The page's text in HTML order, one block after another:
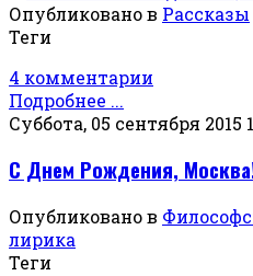
Опубликовано в Рассказы
Теги
4 комментарии
Подробнее ...
Суббота, 05 сентября 2015
С Днем Рождения,
Опубликовано в
лирика
Теги